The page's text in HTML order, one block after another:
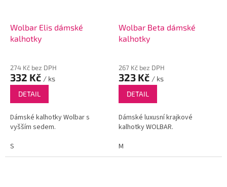
Wolbar Elis dámské
kalhotky
274 Kč bez DPH
332 Kč / ks
DETAIL
Dámské kalhotky Wolbar s
vyšším sedem.
S
Wolbar Beta dámské
kalhotky
267 Kč bez DPH
323 Kč / ks
DETAIL
Dámské luxusní krajkové
kalhotky WOLBAR.
M